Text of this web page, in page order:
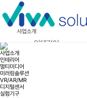
사업소개
인테리어
사업소개
인테리어
멀티미디어
미러링솔루션
VR/AR/MR
디지털센서
실험기구